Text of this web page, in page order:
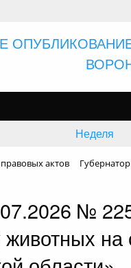
Неделя
актов
№
на